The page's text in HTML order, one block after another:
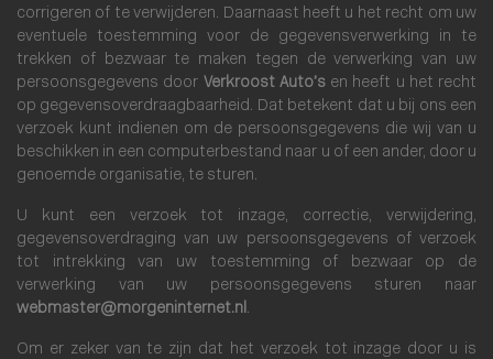
corrigeren of te verwijderen. Daarnaast heeft u het recht om uw
eventuele toestemming voor de gegevensverwerking in te
trekken of bezwaar te maken tegen de verwerking van uw
persoonsgegevens door Verkroost Auto’sen heeft u het recht
op gegevensoverdraagbaarheid. Dat betekent dat u bij ons een
verzoek kunt indienen om de persoonsgegevens die wij van u
beschikken in een computerbestand naar u of een ander, door u
genoemde organisatie, te sturen.
U kunt een verzoek tot inzage, correctie, verwijdering,
gegevensoverdraging van uw persoonsgegevens of verzoek
tot intrekking van uw toestemming of bezwaar op de
verwerking van uw persoonsgegevens sturen naar
webmaster@morgeninternet.nl.
Om er zeker van te zijn dat het verzoek tot inzage door u is